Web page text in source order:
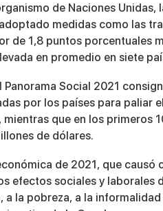
de Naciones
medidas como las
de 1,8 puntos porcentuales
en promedio en siete
Panorama Social 2021
por los países para paliar
que en los primeros
de dólares.
de 2021, que
efectos sociales y laborales
a la pobreza, a la